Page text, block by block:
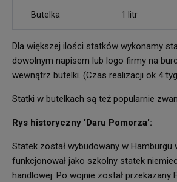
Butelka 1 litr
Dla większej ilości statków wykonamy
dowolnym napisem lub logo firmy na
wewnątrz butelki. (Czas realizacji ok 4
Statki w butelkach są też popularnie
Rys historyczny 'Daru Pomorza':
Statek został wybudowany w Hamburgu
funkcjonował jako szkolny statek
handlowej. Po wojnie został przekazany